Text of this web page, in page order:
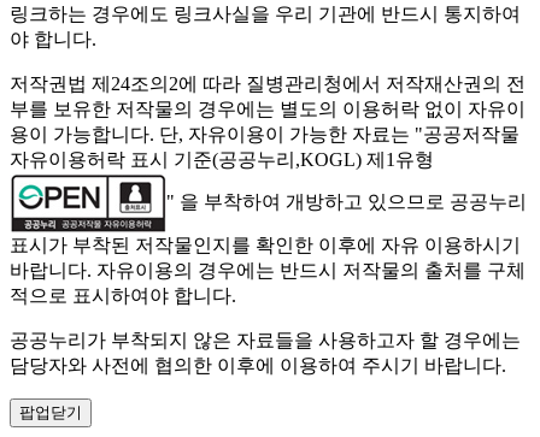
링크하는 경우에도 링크사실을 우리 기관에 반드시 통지하여
야 합니다.
저작권법 제24조의2에 따라 질병관리청에서 저작재산권의 전
부를 보유한 저작물의 경우에는 별도의 이용허락 없이 자유이
용이 가능합니다. 단, 자유이용이 가능한 자료는 "공공저작물
자유이용허락 표시 기준(공공누리,KOGL) 제1유형
" 을 부착하여 개방하고 있으므로 공공누리
표시가 부착된 저작물인지를 확인한 이후에 자유 이용하시기
바랍니다. 자유이용의 경우에는 반드시 저작물의 출처를 구체
적으로 표시하여야 합니다.
공공누리가 부착되지 않은 자료들을 사용하고자 할 경우에는
담당자와 사전에 협의한 이후에 이용하여 주시기 바랍니다.
팝업닫기